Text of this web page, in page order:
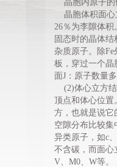
晶胞内原子的
晶胞体积面心
26％为李隙体
固态时的晶体
杂质原子。除
板，穿过一个晶
面J：原子数量
(2)体心立方结
顶点和体心位置
方，也就是说它
空隙分布比较集
异类原子，如c
不含碳，而面心
V、M0、W等。